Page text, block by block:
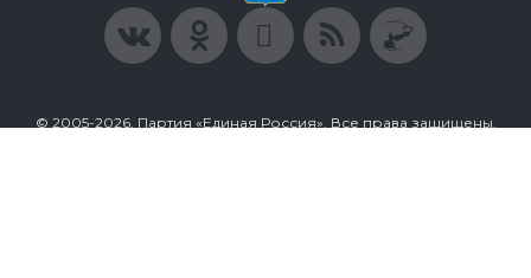
© 2005-2026, Партия «Единая Россия». Все права защищены.